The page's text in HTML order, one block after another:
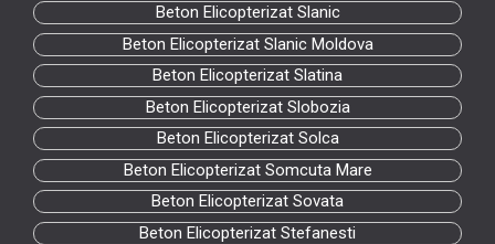
Beton Elicopterizat Slanic
Beton Elicopterizat Slanic Moldova
Beton Elicopterizat Slatina
Beton Elicopterizat Slobozia
Beton Elicopterizat Solca
Beton Elicopterizat Somcuta Mare
Beton Elicopterizat Sovata
Beton Elicopterizat Stefanesti